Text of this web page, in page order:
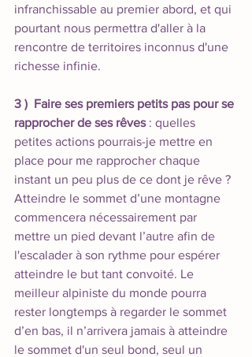
infranchissable au premier abord, et qui
pourtant nous permettra d'aller à la
rencontre de territoires inconnus d'une
richesse infinie.
3 )  Faire ses premiers petits pas pour se
rapprocher de ses rêves : quelles
petites actions pourrais-je mettre en
place pour me rapprocher chaque
instant un peu plus de ce dont je rêve ?
Atteindre le sommet d’une montagne
commencera nécessairement par
mettre un pied devant l’autre afin de
l'escalader à son rythme pour espérer
atteindre le but tant convoité. Le
meilleur alpiniste du monde pourra
rester longtemps à regarder le sommet
d’en bas, il n’arrivera jamais à atteindre
le sommet d'un seul bond, seul un